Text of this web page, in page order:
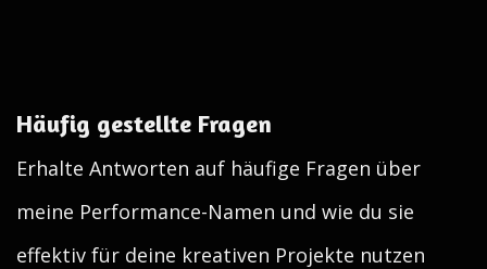
Häufig gestellte Fragen
Erhalte Antworten auf häufige Fragen über
meine Performance-Namen und wie du sie
effektiv für deine kreativen Projekte nutzen